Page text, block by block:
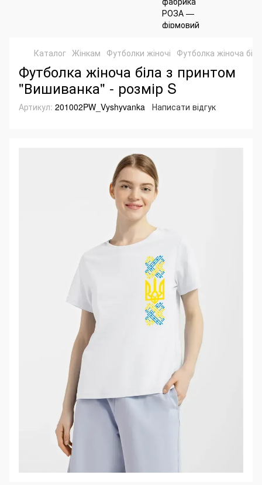
Каталог Жінкам Футболки жіночі Футболка жіноча
Футболка жіноча біла з принтом
"Вишиванка" - розмір S
Артикул: 201002PW_Vyshyvanka Написати відгук